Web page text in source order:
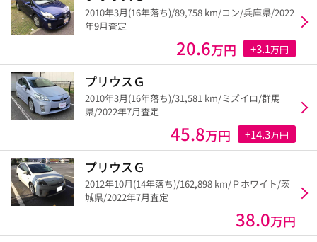
2010年3月(16年落ち)/89,758 km/コン/兵庫県/2022
年9月査定
20.6万円 +3.1万円
プリウスＧ
2010年3月(16年落ち)/31,581 km/ミズイロ/群馬
県/2022年7月査定
45.8万円 +14.3万円
プリウスＧ
2012年10月(14年落ち)/162,898 km/Ｐホワイト/茨
城県/2022年7月査定
38.0万円